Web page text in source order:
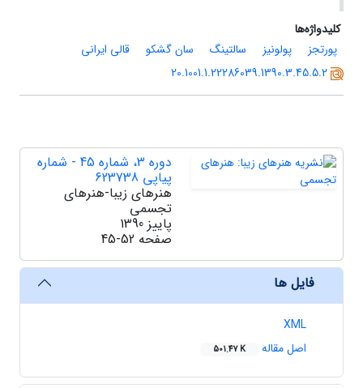
کلیدواژه‌ها
پورتجز
پولونیز سالتینگ سان گشکو
قالی ایرانی
20.1001.1.22286039.1390.3.45.5.2
دوره 3، شماره 45 - شماره
پیاپی 623738
هنرهای زیبا-هنرهای
تجسمی
پاییز 1390
صفحه 45-52
فایل ها
XML
اصل مقاله
501.47 K